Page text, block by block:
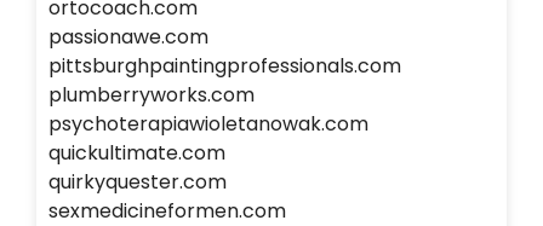
ortocoach.com
passionawe.com
pittsburghpaintingprofessionals.com
plumberryworks.com
psychoterapiawioletanowak.com
quickultimate.com
quirkyquester.com
sexmedicineformen.com